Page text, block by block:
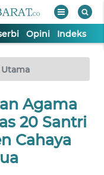
Opini Indeks
Utama
Agama
20 Santri
Cahaya